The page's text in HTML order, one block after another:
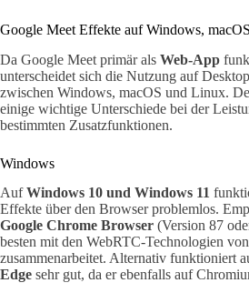
Google Meet Effekte auf Windows,
Da Google Meet primär als Web-App
unterscheidet sich die Nutzung auf
zwischen Windows, macOS und Linux.
einige wichtige Unterschiede bei der
bestimmten Zusatzfunktionen.
Windows
AufWindows 10 und Windows 11
Effekte über den Browser problemlos.
Google Chrome Browser (Version 87
besten mit den WebRTC-Technologien
zusammenarbeitet. Alternativ funktioniert
Edge sehr gut, da er ebenfalls auf